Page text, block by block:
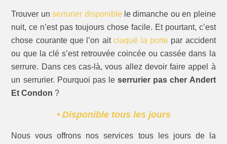
Trouver unserrurier disponiblele dimanche ou en pleine
nuit, ce n’est pas toujours chose facile. Et pourtant, c’est
chose courante que l’on aitclaqué la portepar accident
ou que la clé s’est retrouvée coincée ou cassée dans la
serrure. Dans ces cas-là, vous allez devoir faire appel à
un serrurier. Pourquoi pas leserrurier pas cher Andert
Et Condon ?
• Disponible tous les jours
Nous vous offrons nos services tous les jours de la